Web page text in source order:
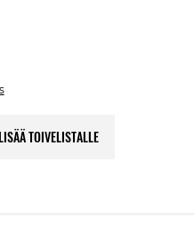
TOIVELISTALLE